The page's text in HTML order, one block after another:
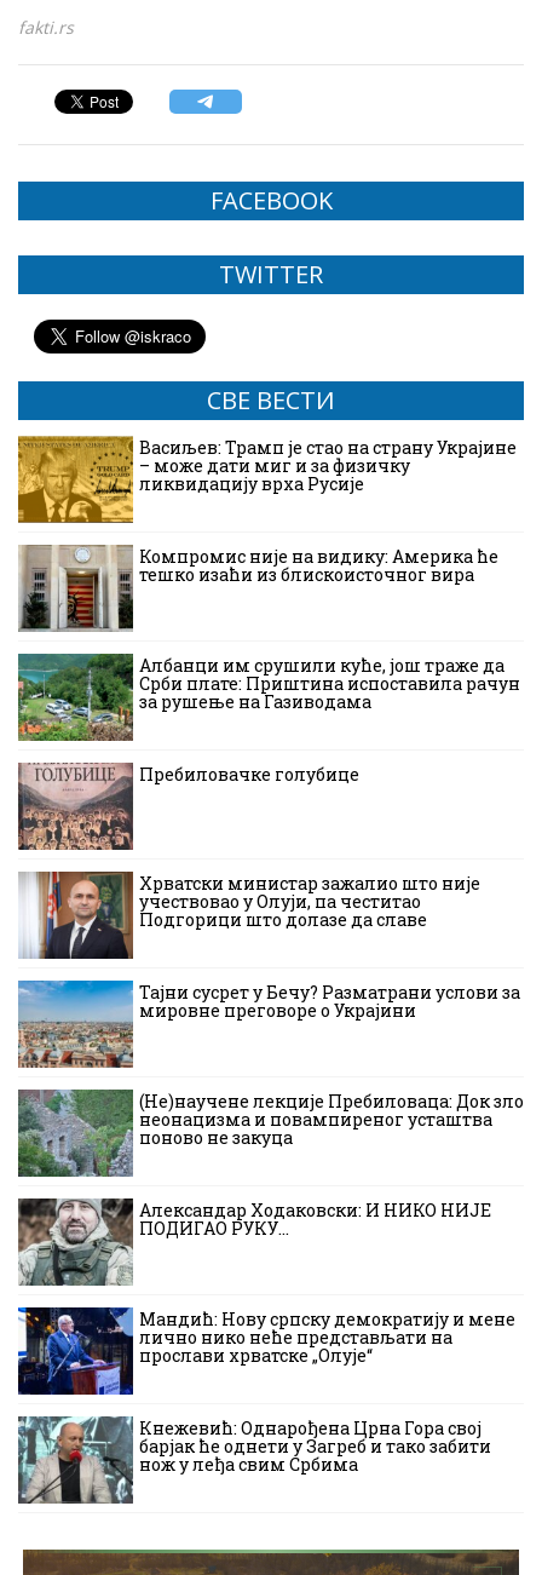
fakti.rs
FACEBOOK
TWITTER
СВЕ ВЕСТИ
Васиљев: Трамп је стао на страну Украјине
– може дати миг и за физичку
ликвидацију врха Русије
Компромис није на видику: Америка ће
тешко изаћи из блискоисточног вира
Албанци им срушили куће, још траже да
Срби плате: Приштина испоставила рачун
за рушење на Газиводама
Пребиловачке голубице
Хрватски министар зажалио што није
учествовао у Олуји, па честитао
Подгорици што долазе да славе
Тајни сусрет у Бечу? Разматрани услови за
мировне преговоре о Украјини
(Не)научене лекције Пребиловаца: Док зло
неонацизма и повампиреног усташтва
поново не закуца
Александар Ходаковски: И НИКО НИЈЕ
ПОДИГАО РУКУ…
Мандић: Нову српску демократију и мене
лично нико неће представљати на
прослави хрватске „Олује“
Кнежевић: Однарођена Црна Гора свој
барјак ће однети у Загреб и тако забити
нож у леђа свим Србима